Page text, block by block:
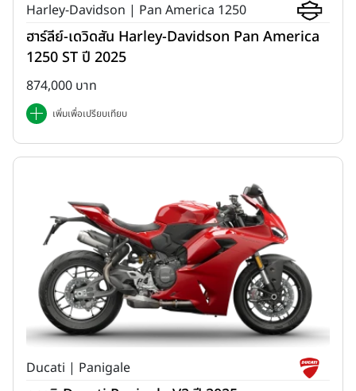
Harley-Davidson | Pan America 1250
ฮาร์ลีย์-เดวิดสัน Harley-Davidson Pan America
1250 ST ปี 2025
874,000 บาท
เพิ่มเพื่อเปรียบเทียบ
Ducati | Panigale